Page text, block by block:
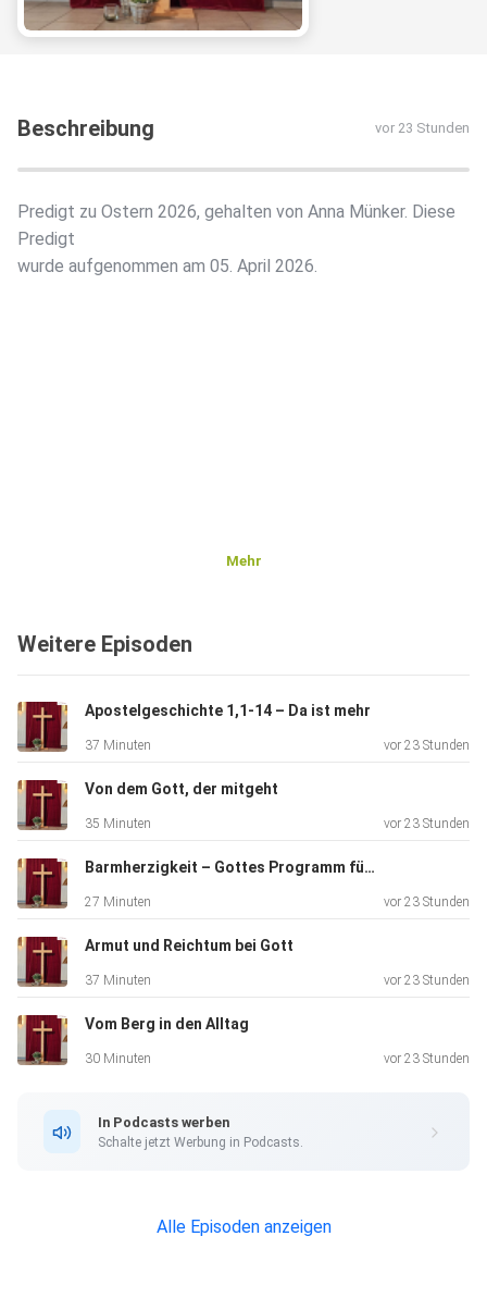
Beschreibung vor 23 Stunden
Predigt zu Ostern 2026, gehalten von Anna Münker. Diese
Predigt
wurde aufgenommen am 05. April 2026.
Mehr
Weitere Episoden
Apostelgeschichte 1,1-14 – Da ist mehr
37 Minuten vor 23 Stunden
Von dem Gott, der mitgeht
35 Minuten vor 23 Stunden
Barmherzigkeit – Gottes Programm für eine bessere Welt
27 Minuten vor 23 Stunden
Armut und Reichtum bei Gott
37 Minuten vor 23 Stunden
Vom Berg in den Alltag
30 Minuten vor 23 Stunden
In Podcasts werben
Schalte jetzt Werbung in Podcasts.
Alle Episoden anzeigen